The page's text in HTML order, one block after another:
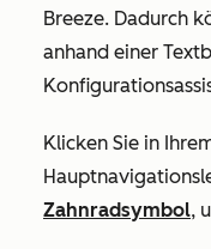
Breeze. Dadurch
anhand einer
Klicken Sie in
Zahnradsymbol,